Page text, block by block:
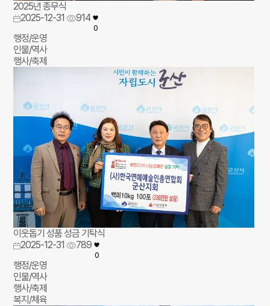
2025년 종무식
2025-12-31
914
0
행정/운영
인물/역사
행사/축제
이웃돕기 성품 성금 기탁식
2025-12-31
789
0
행정/운영
인물/역사
행사/축제
복지/체육